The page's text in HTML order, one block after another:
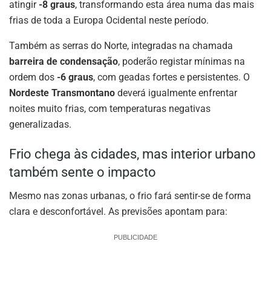
atingir -8 graus, transformando esta área numa das mais
frias de toda a Europa Ocidental neste período.
Também as serras do Norte, integradas na chamada
barreira de condensação, poderão registar mínimas na
ordem dos -6 graus, com geadas fortes e persistentes. O
Nordeste Transmontano deverá igualmente enfrentar
noites muito frias, com temperaturas negativas
generalizadas.
Frio chega às cidades, mas interior urbano
também sente o impacto
Mesmo nas zonas urbanas, o frio fará sentir-se de forma
clara e desconfortável. As previsões apontam para:
PUBLICIDADE